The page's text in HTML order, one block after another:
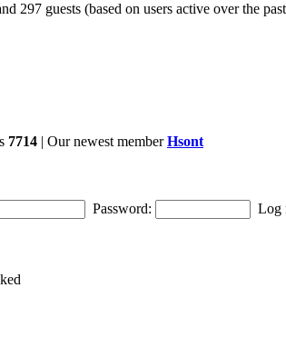
297 guests (based on users active over the
7714 | Our newest memberHsont
Password: Log